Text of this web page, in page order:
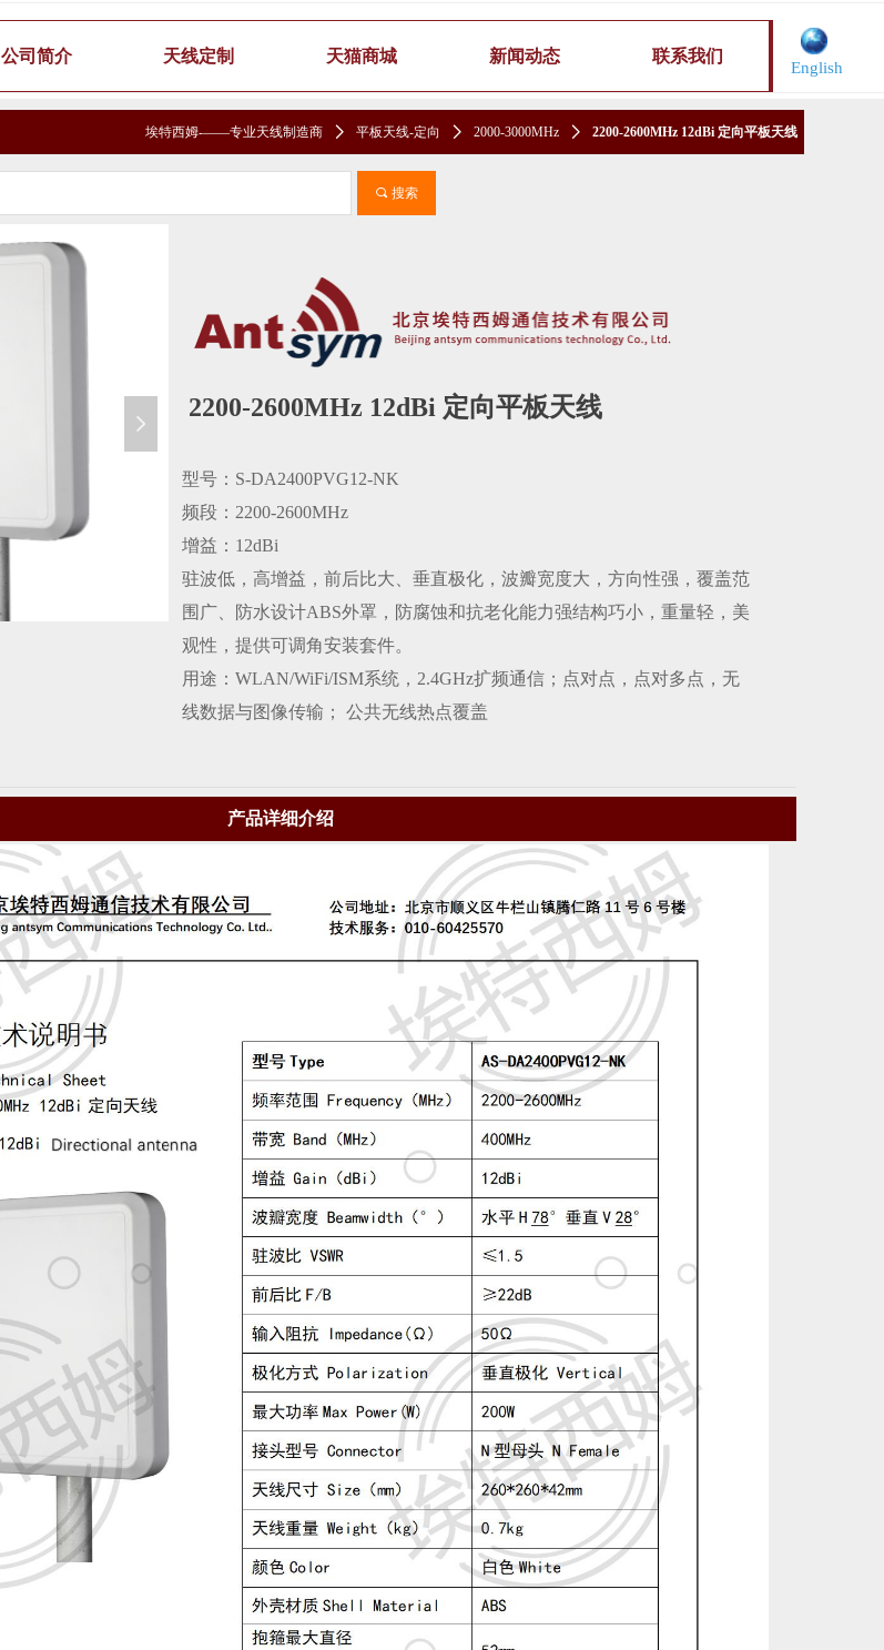
公司简介 天线定制 天猫商城 新闻动态 联系我们
English
埃特西姆-——专业天线制造商 ꄲ 平板天线-定向 ꄲ 2000-3000MHz ꄲ 2200-2600MHz 12dBi 定向平板天线
2200-2600MHz 12dBi 定向平板天线
型号：S-DA2400PVG12-NK
频段：2200-2600MHz
增益：12dBi
驻波低，高增益，前后比大、垂直极化，波瓣宽度大，方向性强，覆盖范
围广、防水设计ABS外罩，防腐蚀和抗老化能力强结构巧小，重量轻，美
观性，提供可调角安装套件。
用途：WLAN/WiFi/ISM系统，2.4GHz扩频通信；点对点，点对多点，无
线数据与图像传输； 公共无线热点覆盖
넲
产品详细介绍
끠 搜索